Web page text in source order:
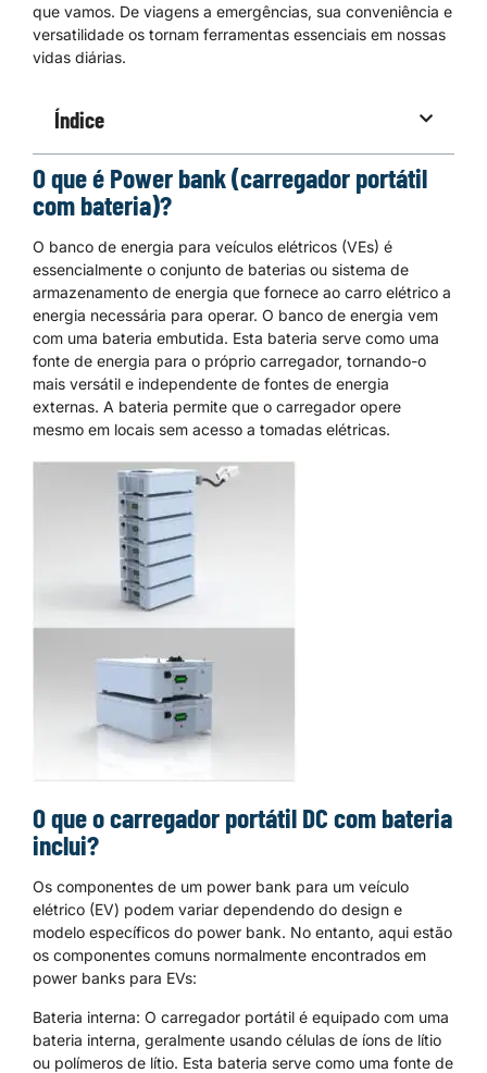
que vamos. De viagens a emergências, sua conveniência e
versatilidade os tornam ferramentas essenciais em nossas
vidas diárias.
Índice
O que é Power bank (carregador portátil
com bateria)?
O banco de energia para veículos elétricos (VEs) é
essencialmente o conjunto de baterias ou sistema de
armazenamento de energia que fornece ao carro elétrico a
energia necessária para operar. O banco de energia vem
com uma bateria embutida. Esta bateria serve como uma
fonte de energia para o próprio carregador, tornando-o
mais versátil e independente de fontes de energia
externas. A bateria permite que o carregador opere
mesmo em locais sem acesso a tomadas elétricas.
O que o carregador portátil DC com bateria
inclui?
Os componentes de um power bank para um veículo
elétrico (EV) podem variar dependendo do design e
modelo específicos do power bank. No entanto, aqui estão
os componentes comuns normalmente encontrados em
power banks para EVs:
Bateria interna: O carregador portátil é equipado com uma
bateria interna, geralmente usando células de íons de lítio
ou polímeros de lítio. Esta bateria serve como uma fonte de